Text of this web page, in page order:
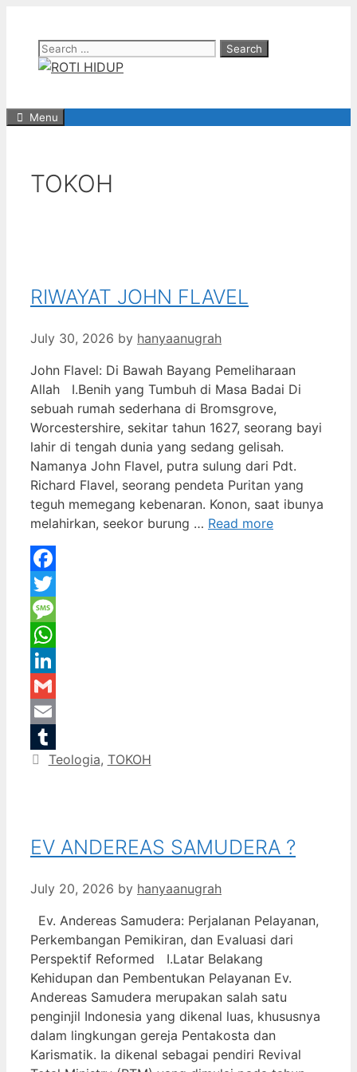
contentSearch
for:
Menu
TOKOH
RIWAYAT JOHN FLAVEL
July 30, 2026 by hanyaanugrah
John Flavel: Di Bawah Bayang Pemeliharaan
Allah I.Benih yang Tumbuh di Masa Badai Di
sebuah rumah sederhana di Bromsgrove,
Worcestershire, sekitar tahun 1627, seorang bayi
lahir di tengah dunia yang sedang gelisah.
Namanya John Flavel, putra sulung dari Pdt.
Richard Flavel, seorang pendeta Puritan yang
teguh memegang kebenaran. Konon, saat ibunya
melahirkan, seekor burung … Read more
Facebook
Twitter
Message
WhatsApp
LinkedIn
Gmail
Email
Tumblr
Categories
Teologia, TOKOH
EV ANDEREAS SAMUDERA ?
July 20, 2026 by hanyaanugrah
Ev. Andereas Samudera: Perjalanan Pelayanan,
Perkembangan Pemikiran, dan Evaluasi dari
Perspektif Reformed I.Latar Belakang
Kehidupan dan Pembentukan Pelayanan Ev.
Andereas Samudera merupakan salah satu
penginjil Indonesia yang dikenal luas, khususnya
dalam lingkungan gereja Pentakosta dan
Karismatik. Ia dikenal sebagai pendiri Revival